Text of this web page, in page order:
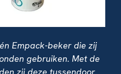
Empack-beker die zij
gebruiken. Met de
zij deze tussendoor